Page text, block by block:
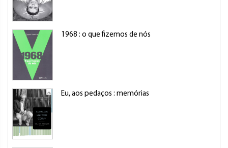
1968 : o que fizemos de nós
Eu, aos pedaços : memórias